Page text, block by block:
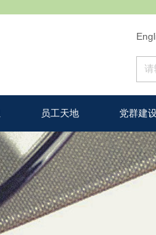
员工天地 党群建